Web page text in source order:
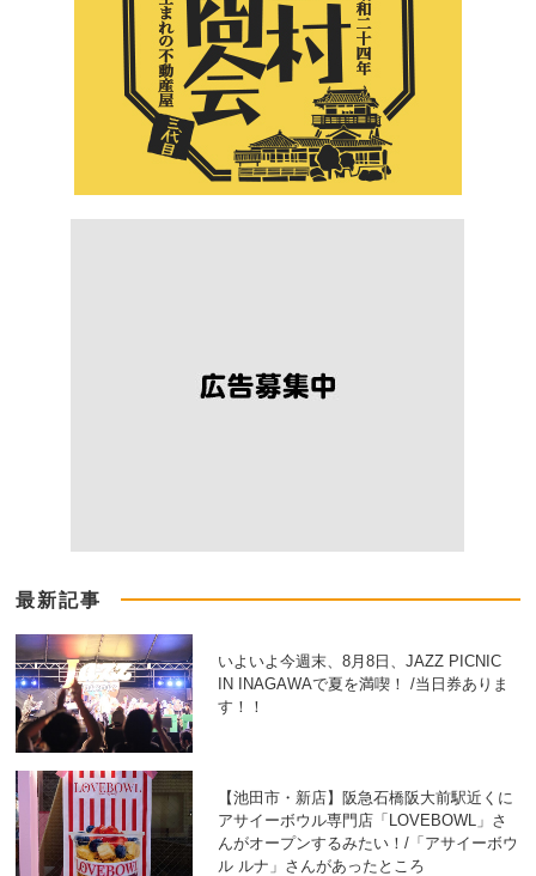
最新記事
いよいよ今週末、8月8日、JAZZ PICNIC
IN INAGAWAで夏を満喫！ /当日券ありま
す！！
【池田市・新店】阪急石橋阪大前駅近くに
アサイーボウル専門店「LOVEBOWL」さ
んがオープンするみたい！/「アサイーボウ
ル ルナ」さんがあったところ